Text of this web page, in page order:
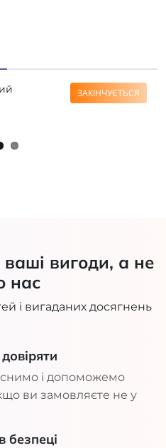
ЗАКІНЧУЄТЬСЯ
вигоди, а не
нас
і вигаданих досягнень
і допоможемо
ви замовляєте не у
безпеці